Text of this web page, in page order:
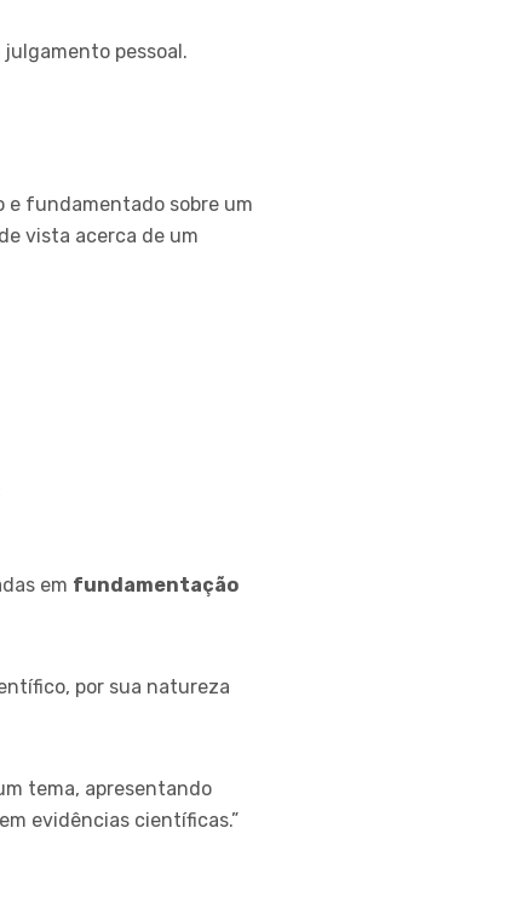
pessoal.
e fundamentado sobre um
vista acerca de um
em fundamentação
por sua natureza
tema, apresentando
evidências científicas.”